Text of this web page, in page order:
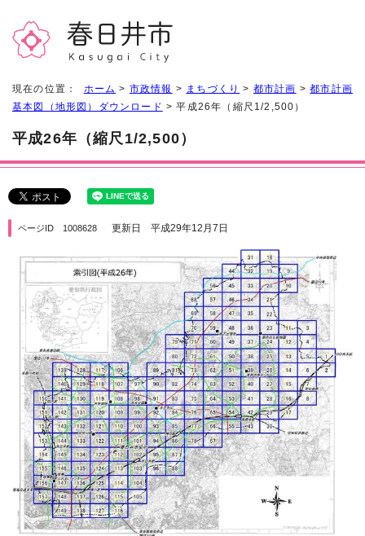
現在の位置： ホーム > 市政情報 > まちづくり > 都市計画 >都市計画
基本図（地形図）ダウンロード > 平成26年（縮尺1/2,500）
平成26年（縮尺1/2,500）
ページID 1008628 更新日 平成29年12月7日